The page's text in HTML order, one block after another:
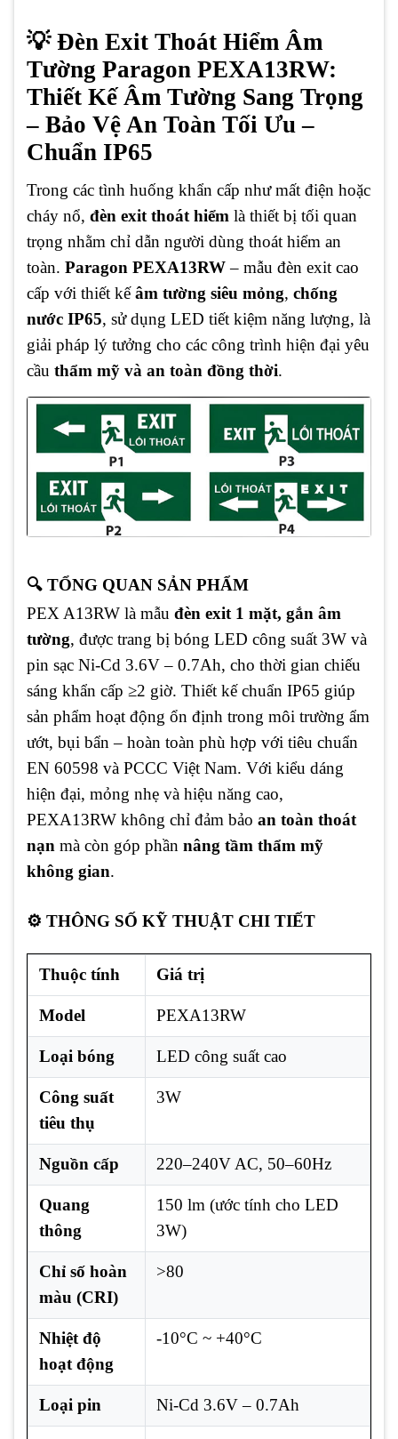
💡 Đèn Exit Thoát Hiểm Âm
Tường Paragon PEXA13RW:
Thiết Kế Âm Tường Sang Trọng
– Bảo Vệ An Toàn Tối Ưu –
Chuẩn IP65
Trong các tình huống khẩn cấp như mất điện hoặc
cháy nổ, đèn exit thoát hiểm là thiết bị tối quan
trọng nhằm chỉ dẫn người dùng thoát hiểm an
toàn. Paragon PEXA13RW– mẫu đèn exit cao
cấp với thiết kếâm tường siêu mỏng, chống
nước IP65, sử dụng LED tiết kiệm năng lượng, là
giải pháp lý tưởng cho các công trình hiện đại yêu
cầu thẩm mỹ và an toàn đồng thời.
🔍 TỔNG QUAN SẢN PHẨM
PEX A13RW là mẫu đèn exit 1 mặt, gắn âm
tường, được trang bị bóng LED công suất 3W và
pin sạc Ni-Cd 3.6V – 0.7Ah, cho thời gian chiếu
sáng khẩn cấp ≥2 giờ. Thiết kế chuẩn IP65 giúp
sản phẩm hoạt động ổn định trong môi trường ẩm
ướt, bụi bẩn – hoàn toàn phù hợp với tiêu chuẩn
EN 60598 và PCCC Việt Nam. Với kiểu dáng
hiện đại, mỏng nhẹ và hiệu năng cao,
PEXA13RW không chỉ đảm bảo an toàn thoát
nạn mà còn góp phần nâng tầm thẩm mỹ
không gian.
⚙️ THÔNG SỐ KỸ THUẬT CHI TIẾT
Thuộc tính Giá trị
Model PEXA13RW
Loại bóng LED công suất cao
Công suất
tiêu thụ
3W
Nguồn cấp 220–240V AC, 50–60Hz
Quang
thông
150 lm (ước tính cho LED
3W)
Chỉ số hoàn
màu (CRI)
>80
Nhiệt độ
hoạt động
-10°C ~ +40°C
Loại pin Ni-Cd 3.6V – 0.7Ah